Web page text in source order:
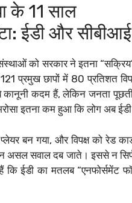
के 11 साल
ईडी और सीबीआई
को सरकार ने इतना “सक्रिय”
प्रमुख छापों में 80 प्रतिशत
कदम हैं, लेकिन जनता पूछती
इतना कम हुआ कि लोग अब
बन गया, और विपक्ष को रेड कार्ड
सवाल दब जाते। इससे न
ईडी का मतलब “एनफोर्समेंट